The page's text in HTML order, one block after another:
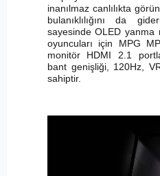
inanılmaz canlılıkta
bulanıklılığını da
sayesinde OLED yanma
oyuncuları için MPG
monitör HDMI 2.1
bant genişliği, 120Hz,
sahiptir.